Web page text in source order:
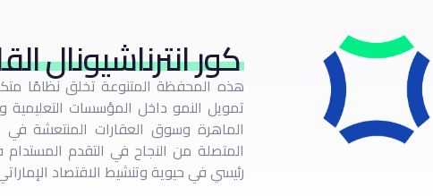
كور انترناشيونال
هذه المحفظة المتنوعة تخلق نظامًا
تمويل النمو داخل المؤسسات التعليمية
الماهرة وسوق العقارات المنتعشة
المتصلة من النجاح في التقدم
رئيسي في حيوية وتنشيط الاقتصاد